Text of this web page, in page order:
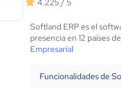
Marketing y Comunicación
Automotriz
Comercio Electrónico
Ventas y servicios
Metales y Minería
4.225 / 5
Softland ERP es el
presencia en 12 países
Empresarial
Funcionalidades de